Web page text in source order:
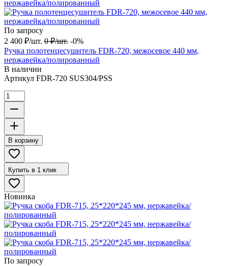
По запросу
2 400 ₽/шт. 0 ₽/шт. -0%
Ручка полотенцесушитель FDR-720, межосевое 440 мм,
нержавейка/полированный
В наличии
Артикул FDR-720 SUS304/PSS
В корзину
Купить в 1 клик
Новинка
По запросу